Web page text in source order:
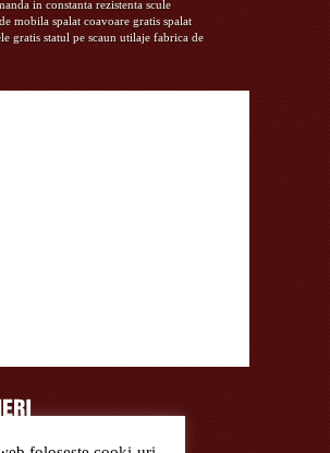
in constanta rezistenta scule
mobila spalat coavoare gratis spalat
gratis statul pe scaun utilaje fabrica de